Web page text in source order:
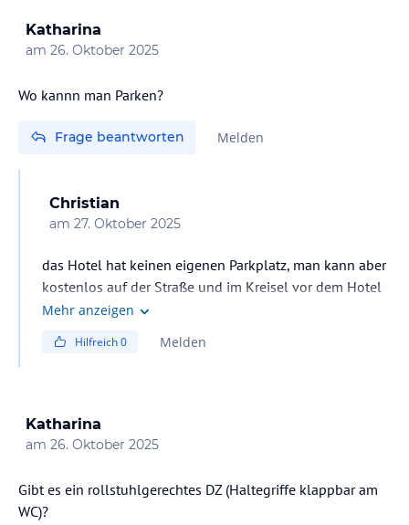
Katharina
am 26. Oktober 2025
Wo kannn man Parken?
Frage beantworten Melden
Christian
am 27. Oktober 2025
das Hotel hat keinen eigenen Parkplatz, man kann aber
kostenlos auf der Straße und im Kreisel vor dem Hotel
parken.
Mehr anzeigen
Hilfreich0 Melden
Katharina
am 26. Oktober 2025
Gibt es ein rollstuhlgerechtes DZ (Haltegriffe klappbar am
WC)?